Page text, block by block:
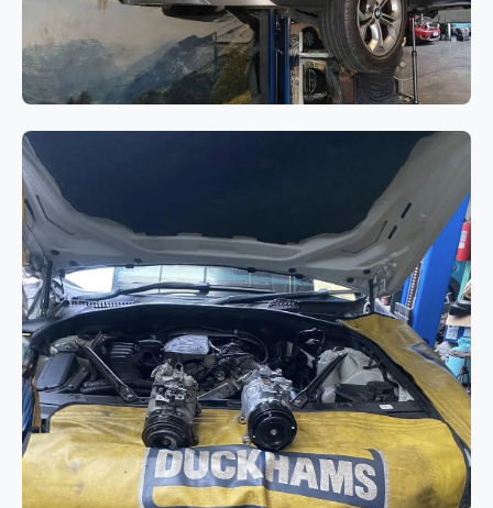
เกียร์
BMW X3 F25 ไฟ Drivetrain
Warning แสดงผล พร้อมอาการเสียง
ดังจากระบบขับเคลื่อน 4 ล้อ (xDrive)